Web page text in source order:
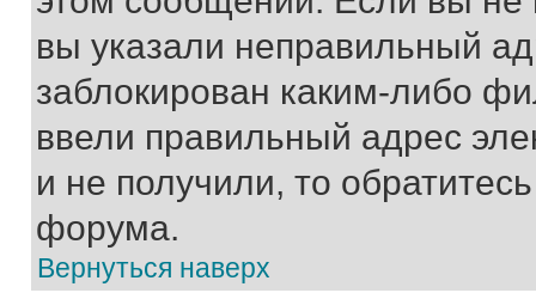
вы указали неправильный
заблокирован каким-либо
ввели правильный адрес
и не получили, то
форума.
Вернуться наверх